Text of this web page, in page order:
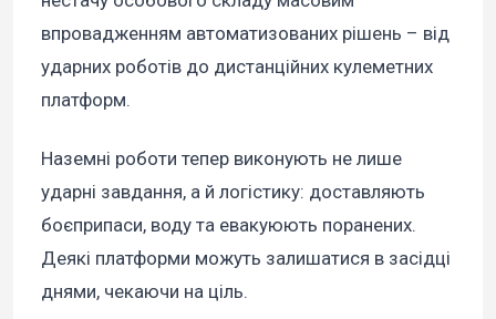
впровадженням автоматизованих рішень – від
ударних роботів до дистанційних кулеметних
платформ.
Наземні роботи тепер виконують не лише
ударні завдання, а й логістику: доставляють
боєприпаси, воду та евакуюють поранених.
Деякі платформи можуть залишатися в засідці
днями, чекаючи на ціль.